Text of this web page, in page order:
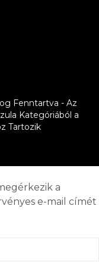
Fenntartva - Az
Kategóriából a
Tartozik
a
e-mail címét